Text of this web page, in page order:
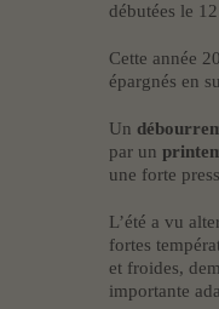
débutées le
Cette année
épargnés en
Un
par un
une forte
L’été a vu
fortes
et froides,
importante